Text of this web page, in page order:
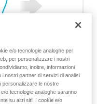
e/o tecnologie analoghe per
per personalizzare i nostri
inoltre, informazioni
i nostri partner di servizi di analisi
personalizzare le nostre
o tecnologie analoghe saranno
su altri siti. I cookie e/o